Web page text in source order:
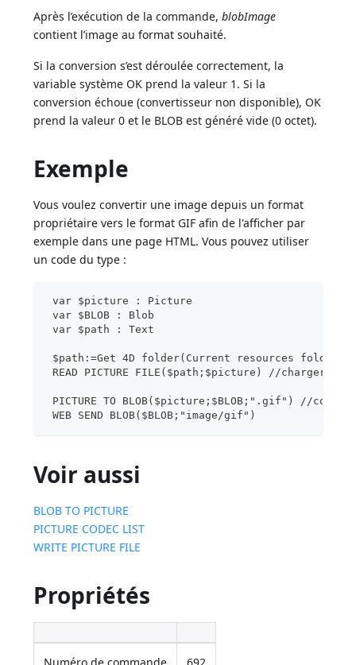
Après l’exécution de la commande,blobImage
contient l’image au format souhaité.
Si la conversion s’est déroulée correctement, la
variable système OK prend la valeur 1. Si la
conversion échoue (convertisseur non disponible), OK
prend la valeur 0 et le BLOB est généré vide (0 octet).
Exemple
Vous voulez convertir une image depuis un format
propriétaire vers le format GIF afin de l'afficher par
exemple dans une page HTML. Vous pouvez utiliser
un code du type :
var $picture : Picture
var $BLOB : Blob
var $path : Text
$path:=Get 4D folder(Current resources
READ PICTURE FILE($path;$picture) //charger
PICTURE TO BLOB($picture;$BLOB;".gif") //
WEB SEND BLOB($BLOB;"image/gif")
Voir aussi
BLOB TO PICTURE
PICTURE CODEC LIST
WRITE PICTURE FILE
Propriétés